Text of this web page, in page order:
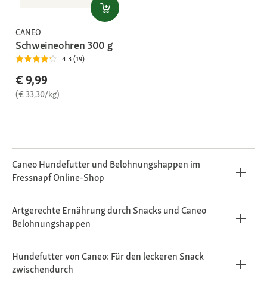
CANEO
Schweineohren 300 g
4.3 (19)
€ 9,99
(€ 33,30/kg)
Caneo Hundefutter und Belohnungshappen im
Fressnapf Online-Shop
Artgerechte Ernährung durch Snacks und Caneo
Belohnungshappen
Hundefutter von Caneo: Für den leckeren Snack
zwischendurch